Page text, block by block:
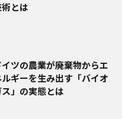
とは
イツの農業が廃棄物からエ
ルギーを生み出す「バイオ
ス」の実態とは